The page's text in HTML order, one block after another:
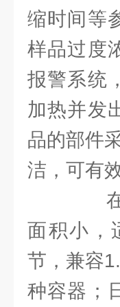
缩时间等
样品过度
报警系统
加热并发
品的部件
洁，可有
在
面积小，
节，兼容
种容器；